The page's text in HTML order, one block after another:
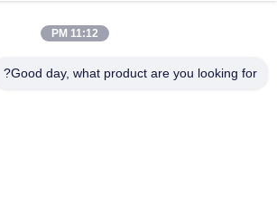
11:12 PM
Good day, what product are you looking for?